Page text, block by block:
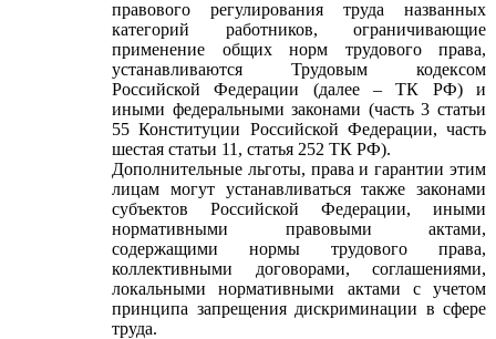
правового регулирования труда названных
категорий работников, ограничивающие
применение общих норм трудового права,
устанавливаются Трудовым кодексом
Российской Федерации (далее – ТК РФ) и
иными федеральными законами (часть 3 статьи
55 Конституции Российской Федерации, часть
шестая статьи 11, статья 252 ТК РФ).
Дополнительные льготы, права и гарантии этим
лицам могут устанавливаться также законами
субъектов Российской Федерации, иными
нормативными правовыми актами,
содержащими нормы трудового права,
коллективными договорами, соглашениями,
локальными нормативными актами с учетом
принципа запрещения дискриминации в сфере
труда.